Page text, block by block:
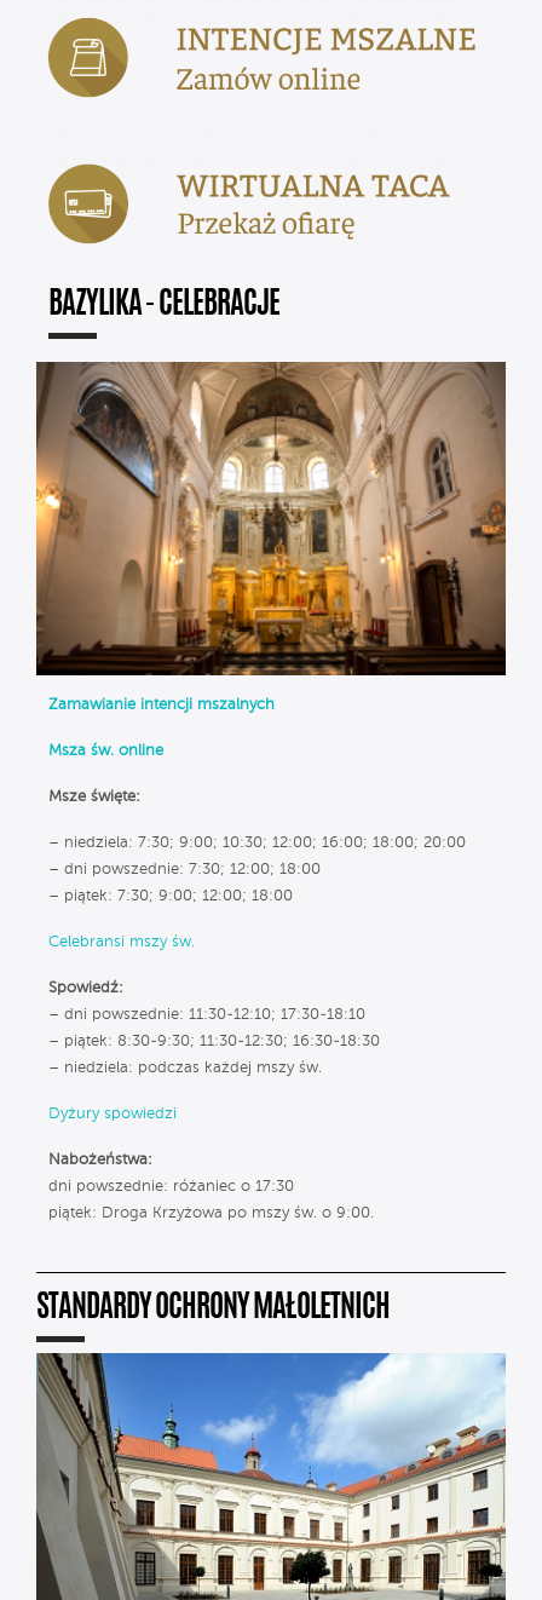
BAZYLIKA - CELEBRACJE
Zamawianie intencji mszalnych
Msza św. online
Msze święte:
– niedziela: 7:30; 9:00; 10:30; 12:00; 16:00; 18:00; 20:00
– dni powszednie: 7:30; 12:00; 18:00
– piątek: 7:30; 9:00; 12:00; 18:00
Celebransi mszy św.
Spowiedź:
– dni powszednie: 11:30-12:10; 17:30-18:10
– piątek: 8:30-9:30; 11:30-12:30; 16:30-18:30
– niedziela: podczas każdej mszy św.
Dyżury spowiedzi
Nabożeństwa:
dni powszednie: różaniec o 17:30
piątek: Droga Krzyżowa po mszy św. o 9:00.
STANDARDY OCHRONY MAŁOLETNICH